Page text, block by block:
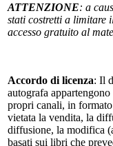
ATTENZIONE: a
stati costretti a limitare
accesso gratuito al
Accordo di licenza: Il
autografa
propri canali, in
vietata la vendita, la
diffusione, la modifica
basati sui libri che